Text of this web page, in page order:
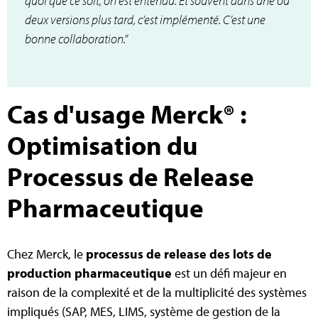
deux versions plus tard, c’est implémenté. C’est une
bonne collaboration.”
Cas d'usage Merck® :
Optimisation du
Processus de Release
Pharmaceutique
Chez Merck, le processus de release des lots de
production pharmaceutique est un défi majeur en
raison de la complexité et de la multiplicité des systèmes
impliqués (SAP, MES, LIMS, système de gestion de la